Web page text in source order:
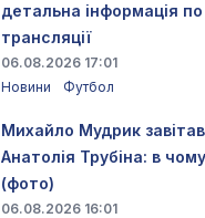
детальна інформація по
трансляції
06.08.2026 17:01
Новини
Футбол
Михайло Мудрик завітав
Анатолія Трубіна: в
(фото)
06.08.2026 16:01